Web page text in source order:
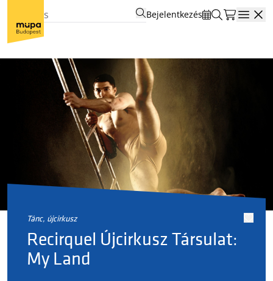
Bejelentkezés
tánc, újcirkusz
Recirquel Újcirkusz Társulat:
My Land